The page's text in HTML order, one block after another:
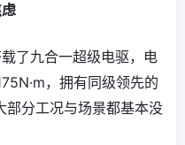
了九合一超级电驱，电
，拥有同级领先的
部分工况与场景都基本没